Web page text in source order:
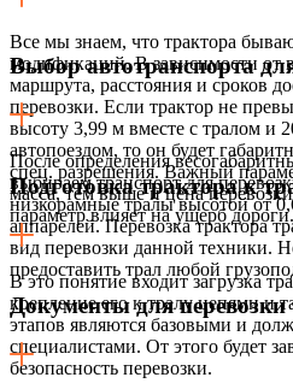
Все мы знаем, что трактора
модификаций. В зависимости от
маршрута, расстояния и сроков
перевозки. Если трактор не
высоту 3,99 м вместе с тралом и
автопоездом, то он будет
спец. разрешения. Важный
масса, тем выше и цена
параметр влияет на ущерб дороги.
Выбор автотранспорта
После определения
выбираем транспорт для
низкорамные тралы высотой от
аппарелей. Перевозка трактора
вид перевозки данной техники.
предоставить трал любой
Подготовка трактора к
В это понятие входит загрузка
крепление его к тралу цепями и
этапов являются базовыми и
специалистами. От этого будет
безопасность перевозки.
Документы для перевозки